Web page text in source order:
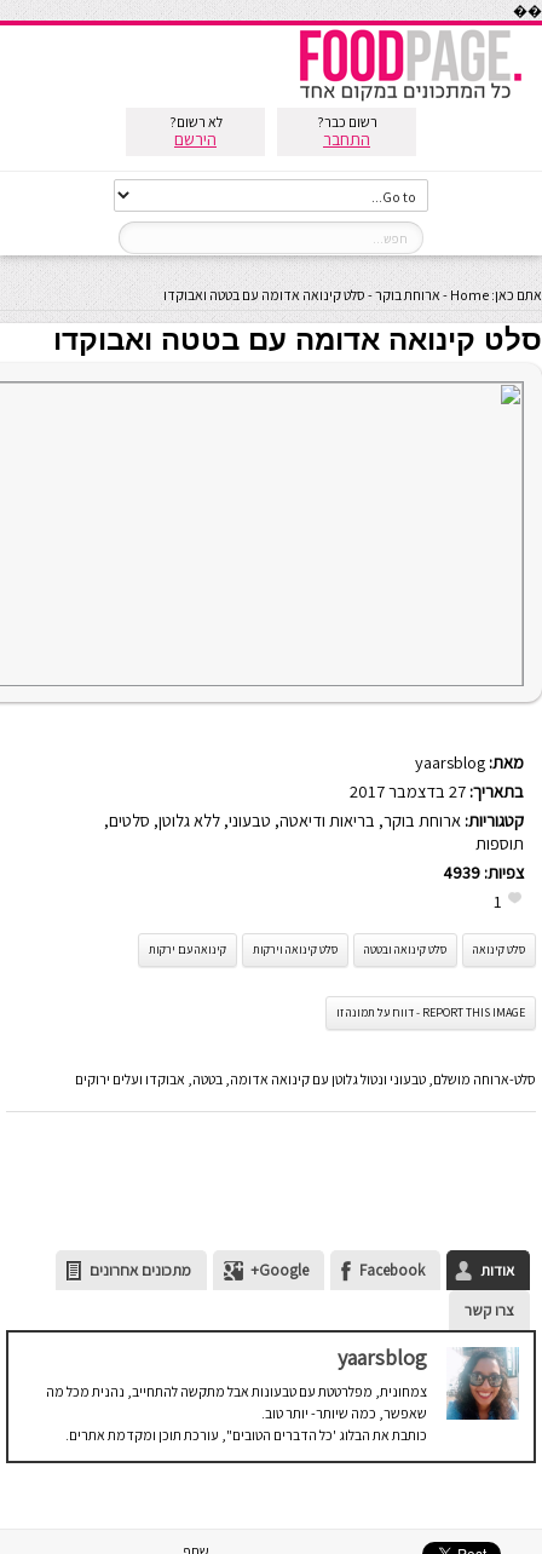
��
רשום כבר?
התחבר
לא רשום?
הירשם
אתם כאן: Home
- ארוחת בוקר- סלט קינואה אדומה עם בטטה ואבוקדו
סלט קינואה אדומה עם בטטה ואבוקדו
מאת: yaarsblog
בתאריך:
קטגוריות: ארוחת בוקר, בריאות ודיאטה, טבעוני, ללא גלוטן, סלטים,
תוספות
צפיות: 4939
1
סלט קינואה סלט קינואה ובטטה סלט קינואה וירקות קינואה עם ירקות
REPORT THIS IMAGE - דווח על תמונה זו
סלט-ארוחה מושלם, טבעוני ונטול גלוטן עם קינואה אדומה, בטטה, אבוקדו ועלים ירוקים
אודות Facebook
Google+
מתכונים אחרונים
צרו קשר
yaarsblog
צמחונית, מפלרטטת עם טבעונות אבל מתקשה להתחייב, נהנית מכל מה
שאפשר, כמה שיותר- יותר טוב.
כותבת את הבלוג 'כל הדברים הטובים'', עורכת תוכן ומקדמת אתרים.